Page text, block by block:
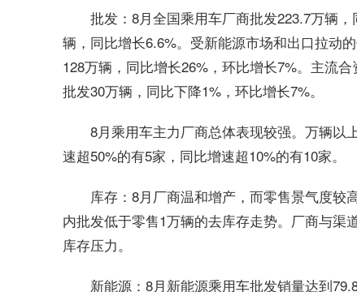
批发：8月全国乘用车厂商批发223.7万辆
辆，同比增长6.6%。受新能源市场和出口拉动
128万辆，同比增长26%，环比增长7%。主流
批发30万辆，同比下降1%，环比增长7%。
8月乘用车主力厂商总体表现较强。万辆以
速超50%的有5家，同比增速超10%的有10家。
库存：8月厂商温和增产，而零售景气度较
内批发低于零售1万辆的去库存走势。厂商与渠
库存压力。
新能源：8月新能源乘用车批发销量达到